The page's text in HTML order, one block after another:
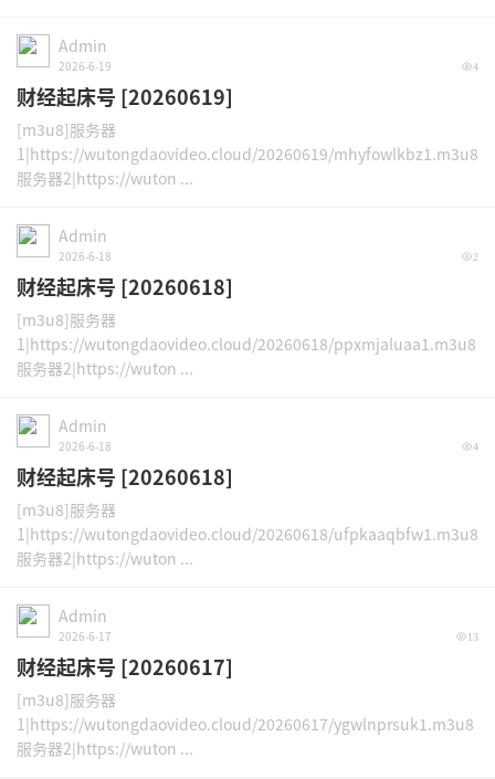
Admin
2026-6-19 4
财经起床号 [20260619]
[m3u8]服务器
1|https://wutongdaovideo.cloud/20260619/mhyfowlkbz1.m3u8
服务器2|https://wuton ...
Admin
2026-6-18 2
财经起床号 [20260618]
[m3u8]服务器
1|https://wutongdaovideo.cloud/20260618/ppxmjaluaa1.m3u8
服务器2|https://wuton ...
Admin
2026-6-18 4
财经起床号 [20260618]
[m3u8]服务器
1|https://wutongdaovideo.cloud/20260618/ufpkaaqbfw1.m3u8
服务器2|https://wuton ...
Admin
2026-6-17 13
财经起床号 [20260617]
[m3u8]服务器
1|https://wutongdaovideo.cloud/20260617/ygwlnprsuk1.m3u8
服务器2|https://wuton ...